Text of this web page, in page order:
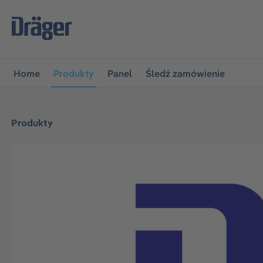
do głównej nawigacji
Home Produkty Panel Śledź zamówienie
Produkty